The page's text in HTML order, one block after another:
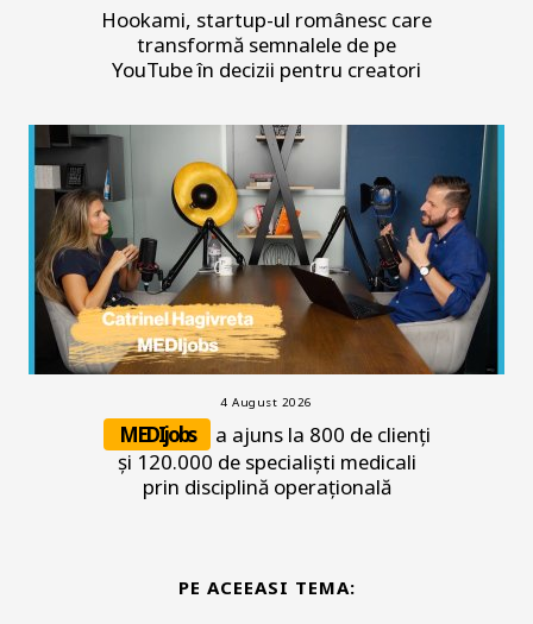
Hookami, startup-ul românesc care
transformă semnalele de pe
YouTube în decizii pentru creatori
4 August 2026
MEDIjobs
a ajuns la 800 de clienți
și 120.000 de specialiști medicali
prin disciplină operațională
PE ACEEASI TEMA: